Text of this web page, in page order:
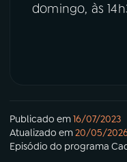
domingo, às
Publicado em16/07/2023
Atualizado em20/05/
Episódio do programa